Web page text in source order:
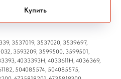
Купить
3537019, 3537020, 3539697,
3593209, 3599500, 3599501,
4033393H, 4033611H, 4036369,
504085574, 504085575,